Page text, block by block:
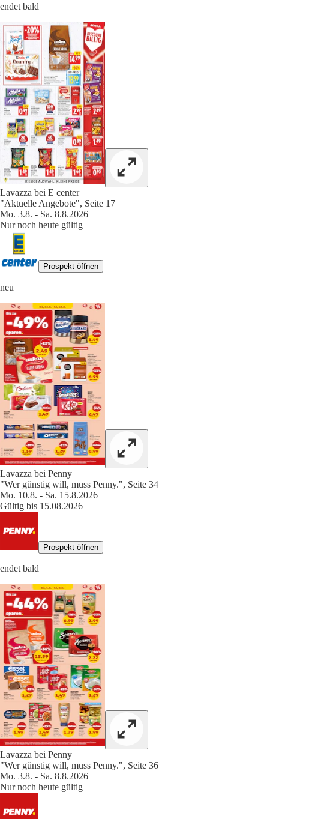
endet bald
Lavazza bei E center
"Aktuelle Angebote", Seite 17
Mo. 3.8. - Sa. 8.8.2026
Nur noch heute gültig
Prospekt öffnen
neu
Lavazza bei Penny
"Wer günstig will, muss Penny.", Seite 34
Mo. 10.8. - Sa. 15.8.2026
Gültig bis 15.08.2026
Prospekt öffnen
endet bald
Lavazza bei Penny
"Wer günstig will, muss Penny.", Seite 36
Mo. 3.8. - Sa. 8.8.2026
Nur noch heute gültig